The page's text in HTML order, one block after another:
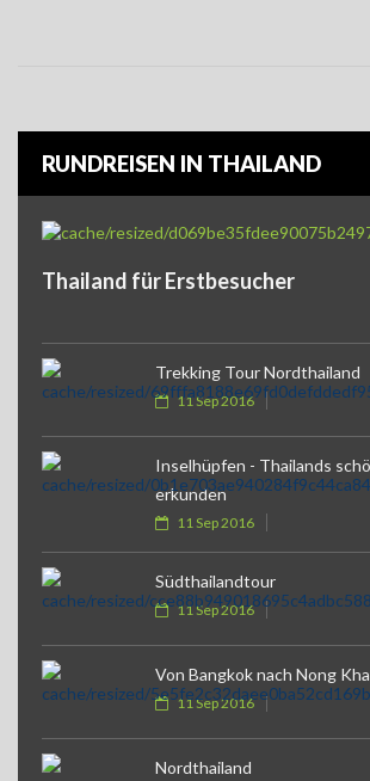
RUNDREISEN IN THAILAND
Thailand für Erstbesucher
Trekking Tour Nordthailand
11 Sep 2016
Inselhüpfen - Thailands
erkunden
11 Sep 2016
Südthailandtour
11 Sep 2016
Von Bangkok nach Nong
11 Sep 2016
Nordthailand